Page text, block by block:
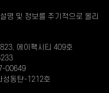
명 및 정보를 주기적으로 올리
에이팩시티 409호
00649
성동탄-1212호